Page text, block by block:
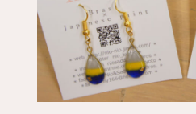
胡粉コスメ
京花舞
胡粉石鹸
瑞々
メディア掲載
ねいる図案帖
日本画作品帖
白狐通信
上羽絵惣について
会社概要
想い
お問い合わせ
カタログ請求